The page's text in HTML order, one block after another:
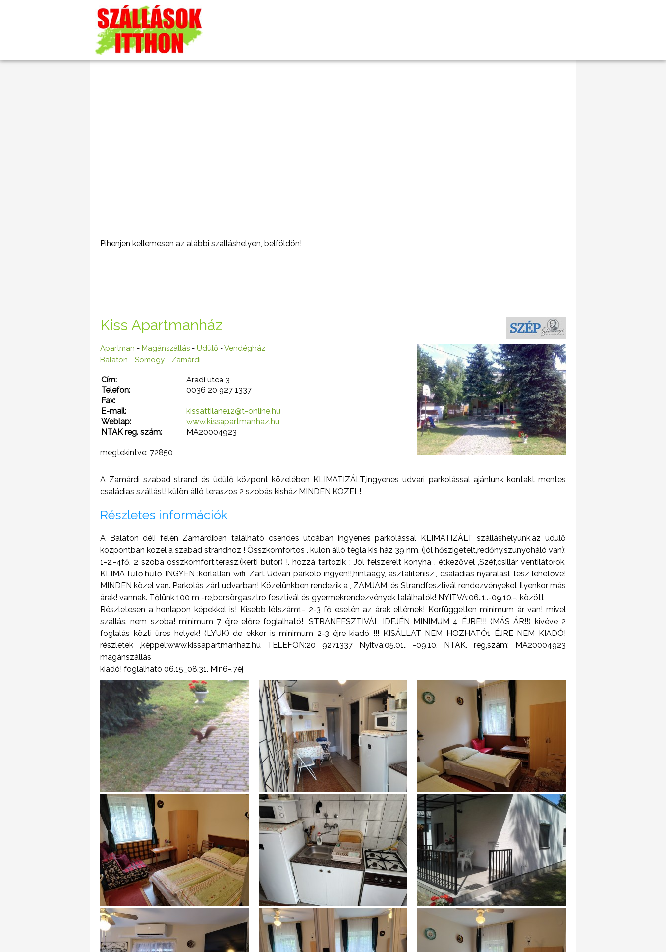
Pihenjen kellemesen az alábbi szálláshelyen, belföldön!
Kiss Apartmanház
Apartman - Magánszállás - Üdülő -Vendégház
Balaton - Somogy - Zamárdi
Cím:
Aradi utca 3
Telefon:
0036 20 927 1337
Fax:
E-mail:
kissattilane12@t-online.hu
Weblap:
www.kissapartmanhaz.hu
NTAK reg. szám:
MA20004923
megtekintve: 72850
A Zamárdi szabad strand és üdülő központ közelében KLIMATIZÁLT,ingyenes udvari parkolással ajánlunk kontakt mentes
családias szállást! külön álló teraszos 2 szobás kisház,MINDEN KÖZEL!
Részletes információk
A Balaton déli felén Zamárdiban található csendes utcában ingyenes parkolással KLIMATIZÁLT szálláshelyünk.az üdülő
központban közel a szabad strandhoz ! Összkomfortos . külön álló tégla kis ház 39 nm. (jól hőszigetelt,redőny,szunyoháló van):
1-2,-4fő. 2 szoba összkomfort,terasz.(kerti bútor) !. hozzá tartozik : Jól felszerelt konyha . étkezővel ,Széf,csillár ventilátorok,
KLIMA fűtő,hűtő INGYEN :korlátlan wifi, Zárt Udvari parkoló ingyen!!,hintaágy, asztalitenisz,, családias nyaralást tesz lehetővé!
MINDEN közel van. Parkolás zárt udvarban! Közelünkben rendezik a , ZAMJAM, és Strandfesztivál rendezvényeket Ilyenkor más
árak! vannak. Tőlünk 100 m -re,bor,sör,gasztro fesztivál és gyermekrendezvények találhatók! NYITVA:06..1..-09.10.-. között
Részletesen a honlapon képekkel is! Kisebb létszám1- 2-3 fő esetén az árak eltérnek! Korfüggetlen minimum ár van! mivel
szállás. nem szoba! minimum 7 éjre előre foglalható!, STRANFESZTIVÁL IDEJÉN MINIMUM 4 ÉJRE!!! (MÁS ÁR!!) kivéve 2
foglalás közti üres helyek! (LYUK) de ekkor is minimum 2-3 éjre kiadó !!! KISÁLLAT NEM HOZHATÓ1 ÉJRE NEM KIADÓ!
részletek ,képpel:www.kissapartmanhaz.hu TELEFON:20 9271337 Nyitva:05.01.. -09.10. NTAK. reg,szám: MA20004923
magánszállás
kiadó! foglalható 06.15_08.31. Min6-.7éj